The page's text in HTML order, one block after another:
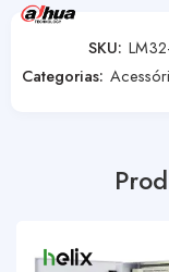
SKU:
Categorias: